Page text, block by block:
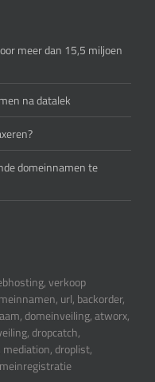
meer dan 15,5 miljoen
na datalek
domeinnamen te
verkoop
url, backorder,
domeinveiling, atworx,
dropcatch,
droplist,